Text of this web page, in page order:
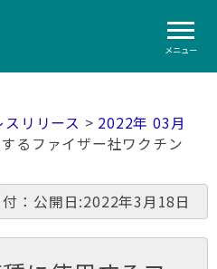
メニュー
スリリース > 2022年 03月
るファイザー社ワクチン
：公開日:2022年3月18日